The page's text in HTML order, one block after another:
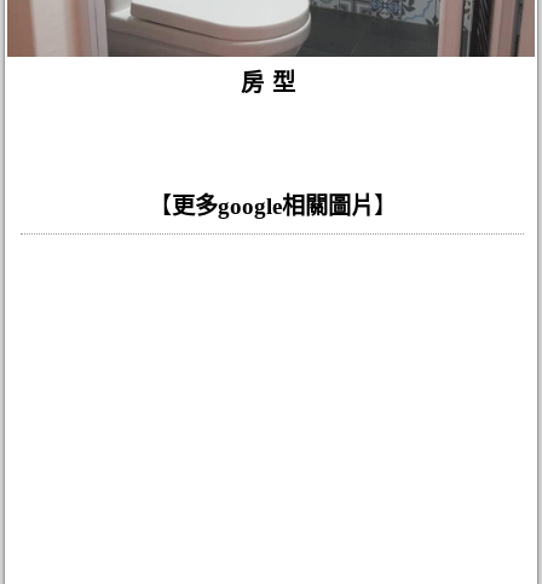
房型
【更多google相關圖片】